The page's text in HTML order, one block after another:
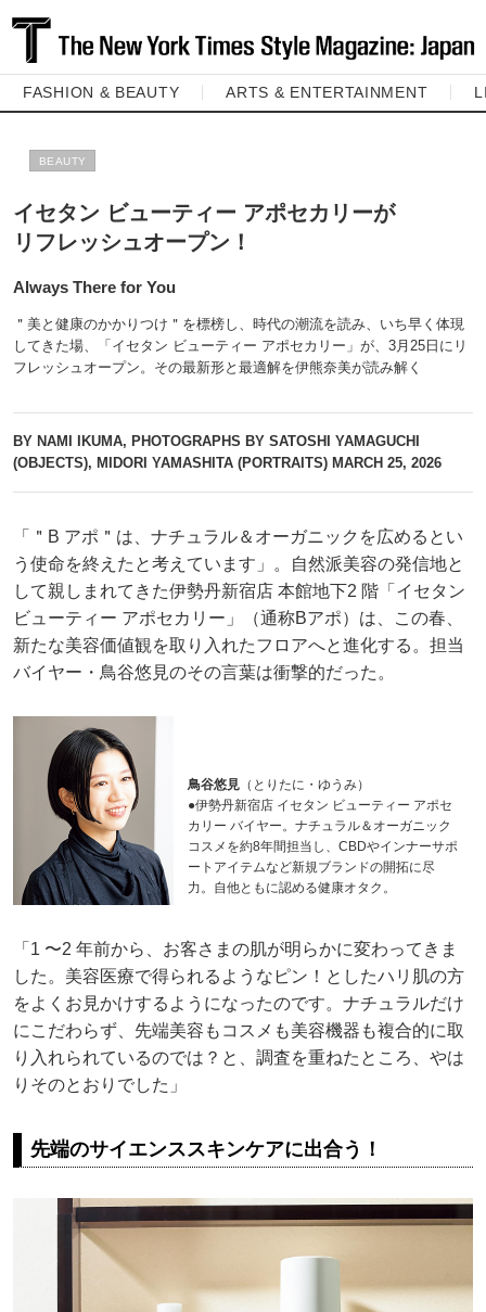
FASHION & BEAUTY ARTS & ENTERTAINMENT
BEAUTY
イセタン ビューティー アポセカリーが
リフレッシュオープン！
Always There for You
＂美と健康のかかりつけ＂を標榜し、時代の潮流を読み、いち早く体現
してきた場、「イセタン ビューティー アポセカリー」が、3月25日にリ
フレッシュオープン。その最新形と最適解を伊熊奈美が読み解く
BY NAMI IKUMA, PHOTOGRAPHS BY SATOSHI YAMAGUCHI
(OBJECTS), MIDORI YAMASHITA (PORTRAITS) MARCH 25, 2026
「＂B アポ＂は、ナチュラル＆オーガニックを広めるとい
う使命を終えたと考えています」。自然派美容の発信地と
して親しまれてきた伊勢丹新宿店 本館地下2 階「イセタン
ビューティー アポセカリー」（通称Bアポ）は、この春、
新たな美容価値観を取り入れたフロアへと進化する。担当
バイヤー・鳥谷悠見のその言葉は衝撃的だった。
鳥谷悠見 （とりたに・ゆうみ）
●伊勢丹新宿店 イセタン ビューティー アポセ
カリー バイヤー。ナチュラル＆オーガニック
コスメを約8年間担当し、CBDやインナーサポ
ートアイテムなど新規ブランドの開拓に尽
力。自他ともに認める健康オタク。
「1 〜2 年前から、お客さまの肌が明らかに変わってきま
した。美容医療で得られるようなピン！としたハリ肌の方
をよくお見かけするようになったのです。ナチュラルだけ
にこだわらず、先端美容もコスメも美容機器も複合的に取
り入れられているのでは？と、調査を重ねたところ、やは
りそのとおりでした」
先端のサイエンススキンケアに出合う！